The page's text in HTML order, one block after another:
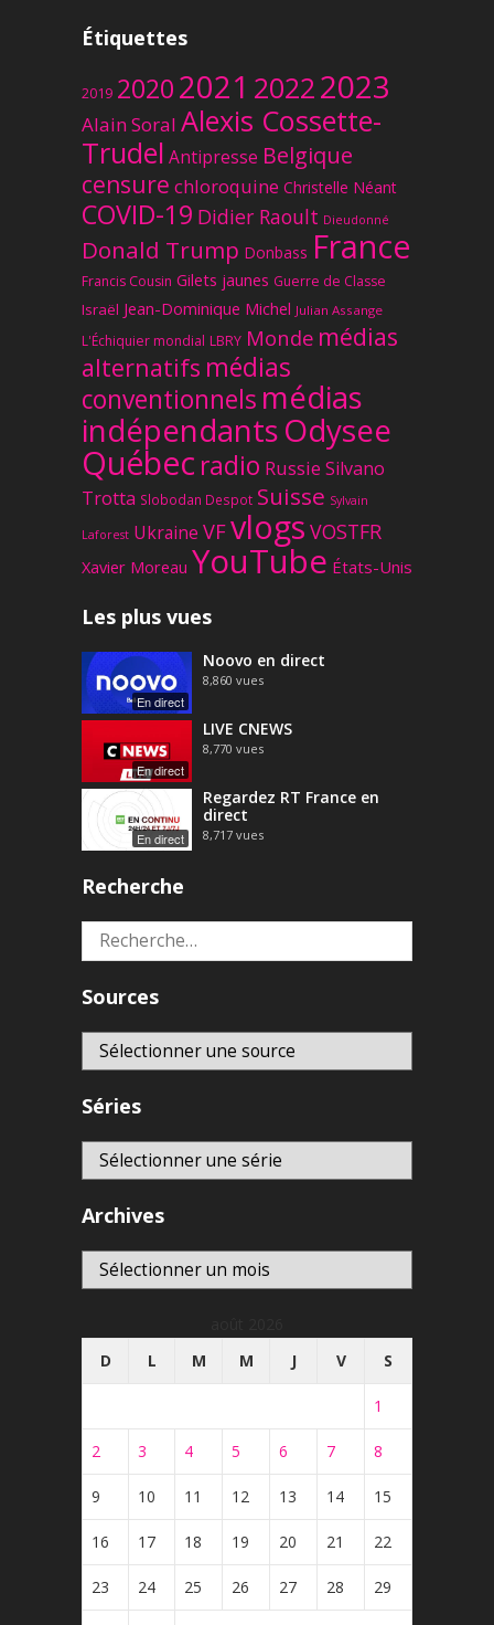
Étiquettes
2019 20202021 20222023
Alain Soral Alexis Cossette-
Trudel Antipresse Belgique
censure chloroquine Christelle Néant
COVID-19 Didier Raoult Dieudonné
Donald Trump Donbass France
Francis Cousin Gilets jaunes Guerre de Classe
Israël Jean-Dominique Michel Julian Assange
L'Échiquier mondial LBRY Monde médias
alternatifs médias
conventionnels médias
indépendantsOdysee
Québec radio Russie Silvano
Trotta Slobodan Despot Suisse Sylvain
Laforest Ukraine VFvlogs VOSTFR
Xavier Moreau YouTube États-Unis
Les plus vues
En direct
Noovo en direct
8,860 vues
En direct
LIVE CNEWS
8,770 vues
En direct
Regardez RT France en
direct
8,717 vues
Recherche
Rechercher :
Sources
Séries
Archives
Archives
D
L M M J V S
1
2 3 4 5 6 7 8
9 10 11 12 13 14 15
16 17 18 19 20 21 22
23 24 25 26 27 28 29